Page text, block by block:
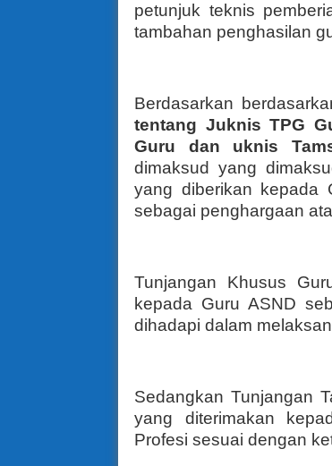
petunjuk teknis
tambahan penghasilan
Berdasarkan
tentang Juknis TPG
Guru dan uknis
dimaksud yang
yang diberikan kepada
sebagai penghargaan
Tunjangan Khusus
kepada Guru ASND
dihadapi dalam
Sedangkan Tunjangan
yang diterimakan
Profesi sesuai dengan